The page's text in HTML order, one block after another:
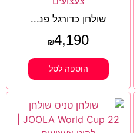
שולחן כדורגל פנ...
₪4,190
הוספה לסל